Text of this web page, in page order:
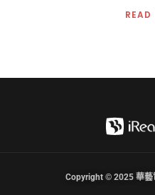
READ
Copyright © 2025 華藝